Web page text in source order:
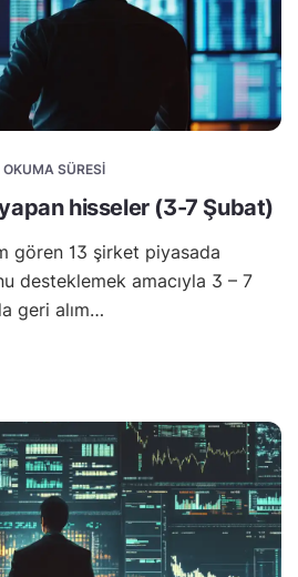
SÜRESI
hisseler (3-7 Şubat)
gören 13 şirket piyasada
desteklemek amacıyla 3 – 7
geri alım…